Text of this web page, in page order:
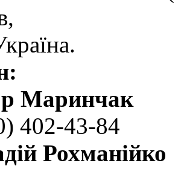
Маринчак
402-43-84
Рохманійко